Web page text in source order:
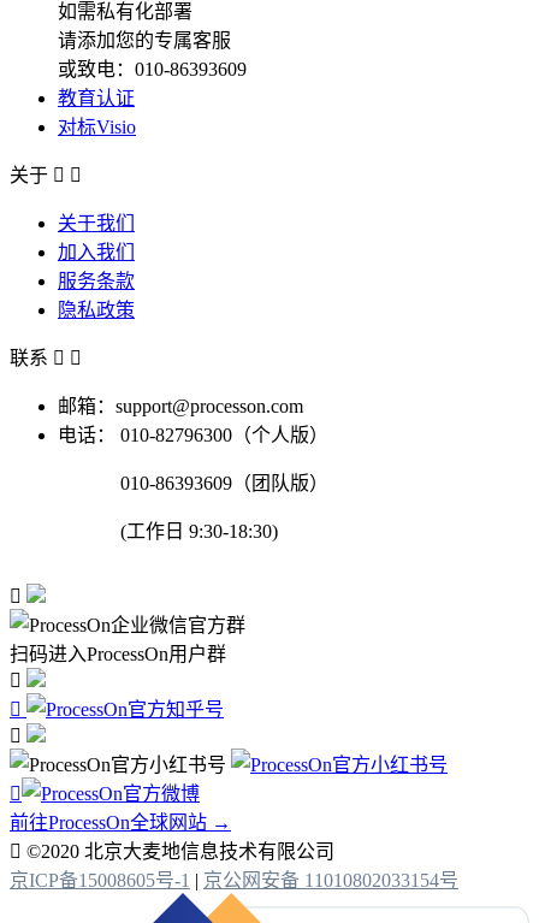
如需私有化部署
请添加您的专属客服
或致电：010-86393609
教育认证
对标Visio
关于  
关于我们
加入我们
服务条款
隐私政策
联系  
邮箱：support@processon.com
电话：
010-82796300（个人版）
010-86393609（团队版）
(工作日 9:30-18:30)

扫码进入ProcessOn用户群




前往ProcessOn全球网站 →
 ©2020 北京大麦地信息技术有限公司
京ICP备15008605号-1 | 京公网安备 11010802033154号